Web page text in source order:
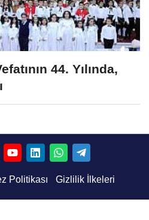
44. Yılında,
Politikası Gizlilik İlkeleri